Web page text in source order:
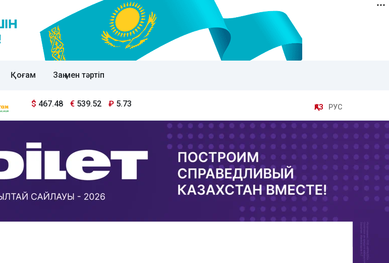
Қоғам Заң мен тәртіп
$ 467.48 € 539.52 ₽ 5.73 ҚАЗ РУС